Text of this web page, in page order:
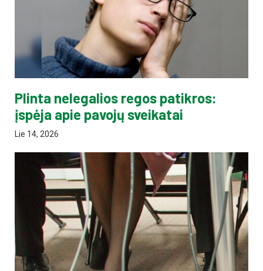
Plinta nelegalios regos patikros:
įspėja apie pavojų sveikatai
Lie 14, 2026